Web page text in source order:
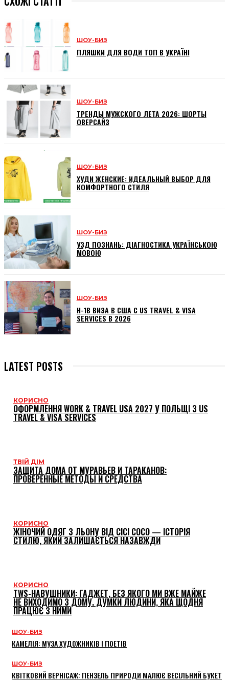
ШОУ-БИЗ
ПЛЯШКИ ДЛЯ ВОДИ ТОП В УКРАЇНІ
ШОУ-БИЗ
ТРЕНДЫ МУЖСКОГО ЛЕТА 2026: ШОРТЫ
ОВЕРСАЙЗ
ШОУ-БИЗ
ХУДИ ЖЕНСКИЕ: ИДЕАЛЬНЫЙ ВЫБОР ДЛЯ
КОМФОРТНОГО СТИЛЯ
ШОУ-БИЗ
УЗД ПОЗНАНЬ: ДІАГНОСТИКА УКРАЇНСЬКОЮ
МОВОЮ
ШОУ-БИЗ
H-1B ВИЗА В США С US TRAVEL & VISA
SERVICES В 2026
LATEST POSTS
КОРИСНО
ОФОРМЛЕННЯ WORK & TRAVEL USA 2027 У ПОЛЬЩІ З US
TRAVEL & VISA SERVICES
ТВІЙ ДІМ
ЗАЩИТА ДОМА ОТ МУРАВЬЕВ И ТАРАКАНОВ:
ПРОВЕРЕННЫЕ МЕТОДЫ И СРЕДСТВА
КОРИСНО
ЖІНОЧИЙ ОДЯГ З ЛЬОНУ ВІД CICI COCO — ІСТОРІЯ
СТИЛЮ, ЯКИЙ ЗАЛИШАЄТЬСЯ НАЗАВЖДИ
КОРИСНО
TWS-НАВУШНИКИ: ГАДЖЕТ, БЕЗ ЯКОГО МИ ВЖЕ МАЙЖЕ
НЕ ВИХОДИМО З ДОМУ. ДУМКИ ЛЮДИНИ, ЯКА ЩОДНЯ
ПРАЦЮЄ З НИМИ
ШОУ-БИЗ
КАМЕЛІЯ: МУЗА ХУДОЖНИКІВ І ПОЕТІВ
ШОУ-БИЗ
КВІТКОВИЙ ВЕРНІСАЖ: ПЕНЗЕЛЬ ПРИРОДИ МАЛЮЄ ВЕСІЛЬНИЙ БУКЕТ